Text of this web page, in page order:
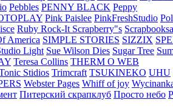
Pebbles PENNY BLACK Peppy
Pink Paislee PinkFreshStudio
Ruby Rock-It Scrapberry"s
America SIMPLE STORIES SIZZIX
Light Sue Wilson Dies Sugar Tree
Teresa Collins THERM O WEB
Stidios Trimcraft TSUKINEKO UHU
Webster Pages Whiff of joy
Питерский скрапклуб Просто небо